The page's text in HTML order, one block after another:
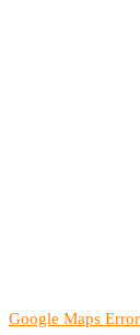
Google Maps